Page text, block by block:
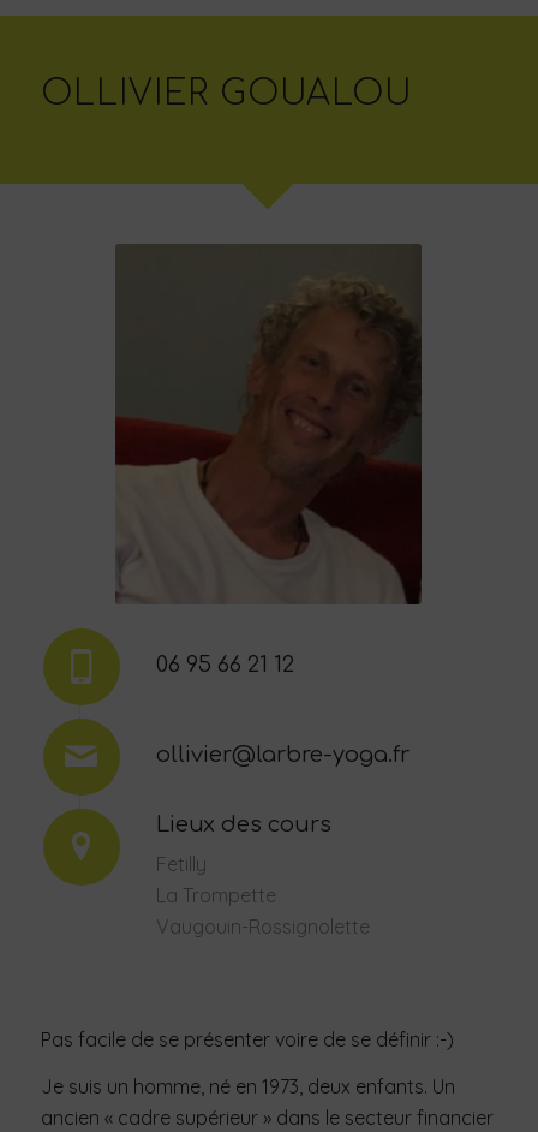
OLLIVIER GOUALOU
06 95 66 21 12
ollivier@larbre-yoga.fr
Lieux des cours
Fetilly
La Trompette
Vaugouin-Rossignolette
Pas facile de se présenter voire de se définir :-)
Je suis un homme, né en 1973, deux enfants. Un
ancien « cadre supérieur » dans le secteur financier